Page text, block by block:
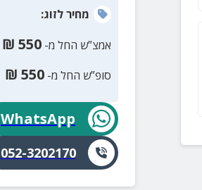
מחירלזוג:
אמצ”ש החל מ- 550
₪
סופ”ש החל מ- 550
₪
WhatsApp
052-3202170